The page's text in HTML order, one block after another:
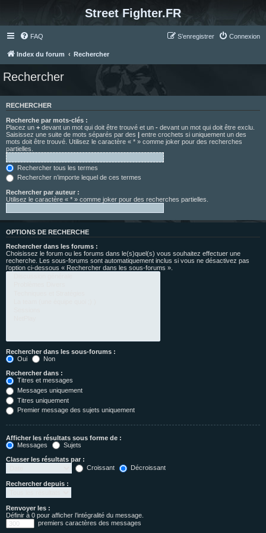
Street Fighter.FR
FAQ Connexion
S’enregistrer
Index du forum Rechercher
Rechercher
RECHERCHER
Recherche par mots-clés :
Placez un + devant un mot qui doit être trouvé et un - devant un mot qui doit être exclu.
Saisissez une suite de mots séparés par des | entre crochets si uniquement un des
mots doit être trouvé. Utilisez le caractère « * » comme joker pour des recherches
partielles.
Rechercher tous les termes
Rechercher n’importe lequel de ces termes
Rechercher par auteur :
Utilisez le caractère « * » comme joker pour des recherches partielles.
OPTIONS DE RECHERCHE
Rechercher dans les forums :
Choisissez le forum ou les forums dans le(s)quel(s) vous souhaitez effectuer une
recherche. Les sous-forums sont automatiquement inclus si vous ne désactivez pas
l’option ci-dessous « Rechercher dans les sous-forums ».
Rechercher dans les sous-forums :
Oui
Non
Rechercher dans :
Titres et messages
Messages uniquement
Titres uniquement
Premier message des sujets uniquement
Afficher les résultats sous forme de :
Messages
Sujets
Classer les résultats par :
Croissant
Décroissant
Rechercher depuis :
Renvoyer les :
Définir à 0 pour afficher l’intégralité du message.
premiers caractères des messages